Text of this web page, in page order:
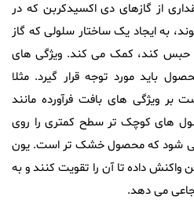
از گازهای دی اکسیدکربن که در
به ایجاد یک ساختار سلولی که گاز
حبس کند، کمک می کند. ویژگی های
باید مورد توجه قرار گیرد. مثلا
ویژگی های بافت فرآورده مانند
های کوچک تر سطح کمتری را روی
می شود که محصول خشک تر است. یون
واکنش داده تا آن را تقویت کنند و به
می دهد.